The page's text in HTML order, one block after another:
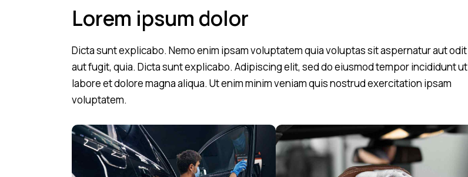
Lorem ipsum dolor
Dicta sunt explicabo. Nemo enim ipsam voluptatem quia voluptas sit aspernatur aut odit
aut fugit, quia. Dicta sunt explicabo. Adipiscing elit, sed do eiusmod tempor incididunt ut
labore et dolore magna aliqua. Ut enim minim veniam quis nostrud exercitation ipsam
voluptatem.